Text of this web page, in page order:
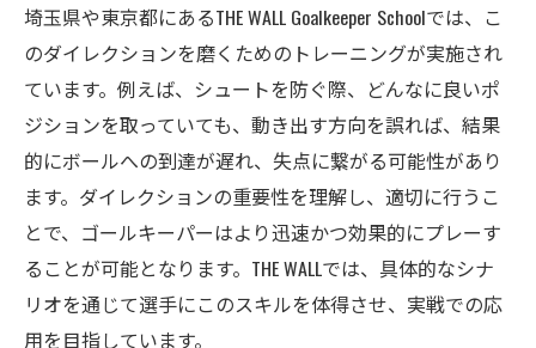
コーチからのフィードバックを活用する
方向感覚を養うためのエクササイズ
感覚を研ぎ澄ますための日常練習
実例で解説するゴールキーパーのダイレクショ
ントレーニング
トレーニングセッションの具体例
実践的な訓練方法の紹介
試合形式での実践例
生徒の成長を促す指導法
埼玉県や東京都にあるTHE WALL Goalkeeper Schoolでは、こ
のダイレクションを磨くためのトレーニングが実施され
ています。例えば、シュートを防ぐ際、どんなに良いポ
ジションを取っていても、動き出す方向を誤れば、結果
的にボールへの到達が遅れ、失点に繋がる可能性があり
ます。ダイレクションの重要性を理解し、適切に行うこ
とで、ゴールキーパーはより迅速かつ効果的にプレーす
ることが可能となります。THE WALLでは、具体的なシナ
リオを通じて選手にこのスキルを体得させ、実戦での応
用を目指しています。